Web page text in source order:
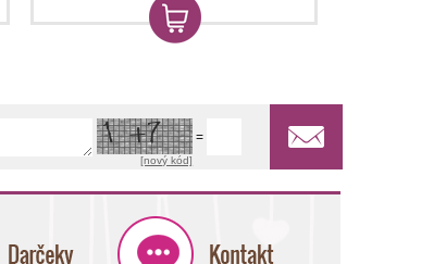
[nový kód]
=